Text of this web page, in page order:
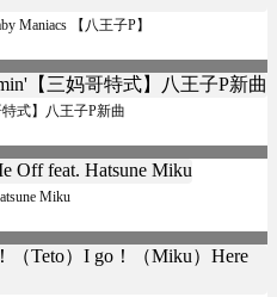
Maniacs 【八王子P】
式】八王子P新曲
Miku